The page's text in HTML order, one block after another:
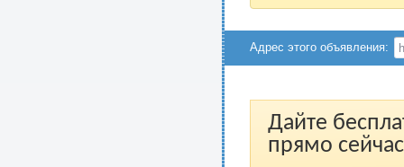
Адрес этого объявления:
Дайте
прямо